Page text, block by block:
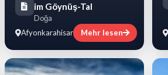
im Göynüş-Tal
Doğa
Afyonkarahisar
Mehr lesen